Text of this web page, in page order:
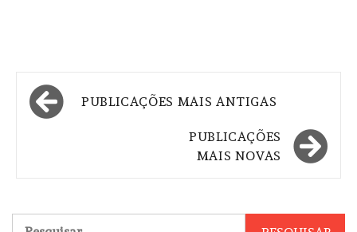
Navegação
por
PUBLICAÇÕES MAIS ANTIGAS
PUBLICAÇÕES
MAIS NOVAS